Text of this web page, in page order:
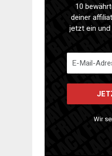
10
deiner
jetzt ein
Wir